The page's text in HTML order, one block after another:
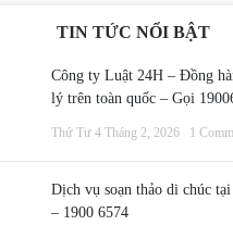
TIN TỨC NỔI BẬT
Công ty Luật 24H – Đồng
lý trên toàn quốc – Gọi
Thứ Tư 4 Tháng 2, 2026 1
Dịch vụ soạn thảo di chúc
– 1900 6574